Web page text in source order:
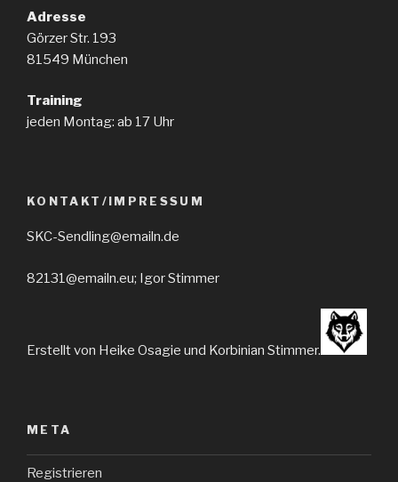
Adresse
Görzer Str. 193
81549 München
Training
jeden Montag: ab 17 Uhr
KONTAKT/IMPRESSUM
SKC-Sendling@emailn.de
82131@emailn.eu; Igor Stimmer
Erstellt von Heike Osagie und Korbinian Stimmer.
META
Registrieren